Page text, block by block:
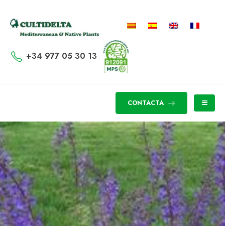
+34 977 05 30 13
CONTACTA